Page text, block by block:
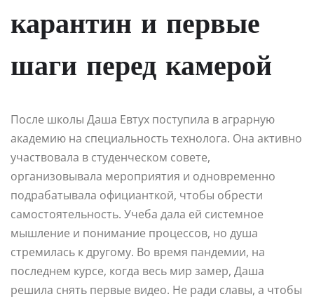
карантин и первые
шаги перед камерой
После школы Даша Евтух поступила в аграрную
академию на специальность технолога. Она активно
участвовала в студенческом совете,
организовывала мероприятия и одновременно
подрабатывала официанткой, чтобы обрести
самостоятельность. Учеба дала ей системное
мышление и понимание процессов, но душа
стремилась к другому. Во время пандемии, на
последнем курсе, когда весь мир замер, Даша
решила снять первые видео. Не ради славы, а чтобы